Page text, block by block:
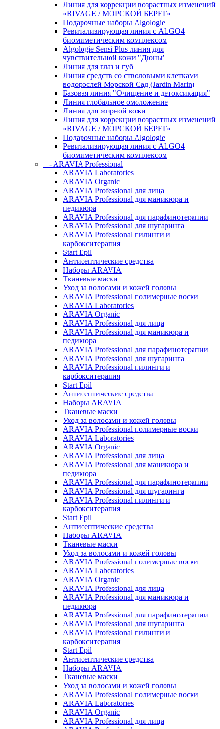
Линия для коррекции возрастных изменений
«RIVAGE / МОРСКОЙ БЕРЕГ»
Подарочные наборы Algologie
Ревитализирующая линия с ALGO4
биомиметическим комплексом
Algologie Sensi Plus линия для
чувcтвительной кожи "Дюны"
Линия для глаз и губ
Линия средств со стволовыми клетками
водорослей Морской Сад (Jardin Marin)
Базовая линия "Очищение и детоксикация"
Линия глобальное омоложение
Линия для жирной кожи
Линия для коррекции возрастных изменений
«RIVAGE / МОРСКОЙ БЕРЕГ»
Подарочные наборы Algologie
Ревитализирующая линия с ALGO4
биомиметическим комплексом
- ARAVIA Professional
ARAVIA Laboratories
ARAVIA Organic
ARAVIA Professional для лица
ARAVIA Professional для маникюра и
педикюра
ARAVIA Professional для парафинотерапии
ARAVIA Professional для шугаринга
ARAVIA Professional пилинги и
карбокситерапия
Start Epil
Антисептические средства
Наборы ARAVIA
Тканевые маски
Уход за волосами и кожей головы
ARAVIA Professional полимерные воски
ARAVIA Laboratories
ARAVIA Organic
ARAVIA Professional для лица
ARAVIA Professional для маникюра и
педикюра
ARAVIA Professional для парафинотерапии
ARAVIA Professional для шугаринга
ARAVIA Professional пилинги и
карбокситерапия
Start Epil
Антисептические средства
Наборы ARAVIA
Тканевые маски
Уход за волосами и кожей головы
ARAVIA Professional полимерные воски
ARAVIA Laboratories
ARAVIA Organic
ARAVIA Professional для лица
ARAVIA Professional для маникюра и
педикюра
ARAVIA Professional для парафинотерапии
ARAVIA Professional для шугаринга
ARAVIA Professional пилинги и
карбокситерапия
Start Epil
Антисептические средства
Наборы ARAVIA
Тканевые маски
Уход за волосами и кожей головы
ARAVIA Professional полимерные воски
ARAVIA Laboratories
ARAVIA Organic
ARAVIA Professional для лица
ARAVIA Professional для маникюра и
педикюра
ARAVIA Professional для парафинотерапии
ARAVIA Professional для шугаринга
ARAVIA Professional пилинги и
карбокситерапия
Start Epil
Антисептические средства
Наборы ARAVIA
Тканевые маски
Уход за волосами и кожей головы
ARAVIA Professional полимерные воски
ARAVIA Laboratories
ARAVIA Organic
ARAVIA Professional для лица